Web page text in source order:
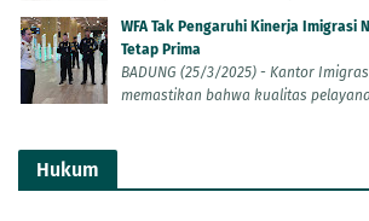
WFA Tak Pengaruhi Kinerja Imigrasi
Tetap Prima
BADUNG (25/3/2025) - Kantor
memastikan bahwa kualitas
Hukum